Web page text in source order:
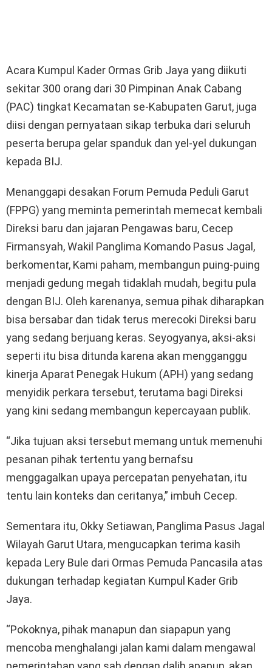
Acara Kumpul Kader Ormas Grib Jaya yang diikuti
sekitar 300 orang dari 30 Pimpinan Anak Cabang
(PAC) tingkat Kecamatan se-Kabupaten Garut, juga
diisi dengan pernyataan sikap terbuka dari seluruh
peserta berupa gelar spanduk dan yel-yel dukungan
kepada BIJ.
Menanggapi desakan Forum Pemuda Peduli Garut
(FPPG) yang meminta pemerintah memecat kembali
Direksi baru dan jajaran Pengawas baru, Cecep
Firmansyah, Wakil Panglima Komando Pasus Jagal,
berkomentar, Kami paham, membangun puing-puing
menjadi gedung megah tidaklah mudah, begitu pula
dengan BIJ. Oleh karenanya, semua pihak diharapkan
bisa bersabar dan tidak terus merecoki Direksi baru
yang sedang berjuang keras. Seyogyanya, aksi-aksi
seperti itu bisa ditunda karena akan mengganggu
kinerja Aparat Penegak Hukum (APH) yang sedang
menyidik perkara tersebut, terutama bagi Direksi
yang kini sedang membangun kepercayaan publik.
“Jika tujuan aksi tersebut memang untuk memenuhi
pesanan pihak tertentu yang bernafsu
menggagalkan upaya percepatan penyehatan, itu
tentu lain konteks dan ceritanya,” imbuh Cecep.
Sementara itu, Okky Setiawan, Panglima Pasus Jagal
Wilayah Garut Utara, mengucapkan terima kasih
kepada Lery Bule dari Ormas Pemuda Pancasila atas
dukungan terhadap kegiatan Kumpul Kader Grib
Jaya.
“Pokoknya, pihak manapun dan siapapun yang
mencoba menghalangi jalan kami dalam mengawal